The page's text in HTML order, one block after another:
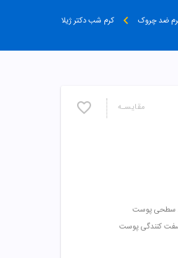
ضد چروک کرم شب دکتر ژیلا
مقایسـه
سطحی پوست
کنندگی پوست